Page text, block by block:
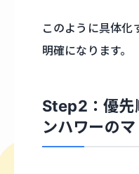
このように具体化
明確になります。
Step2：優先
ンハワーの